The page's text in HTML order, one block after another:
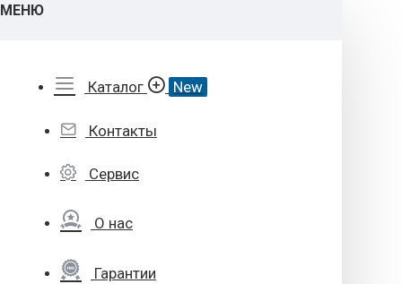
МЕНЮ
Каталог New
Контакты
Сервис
О нас
Гарантии